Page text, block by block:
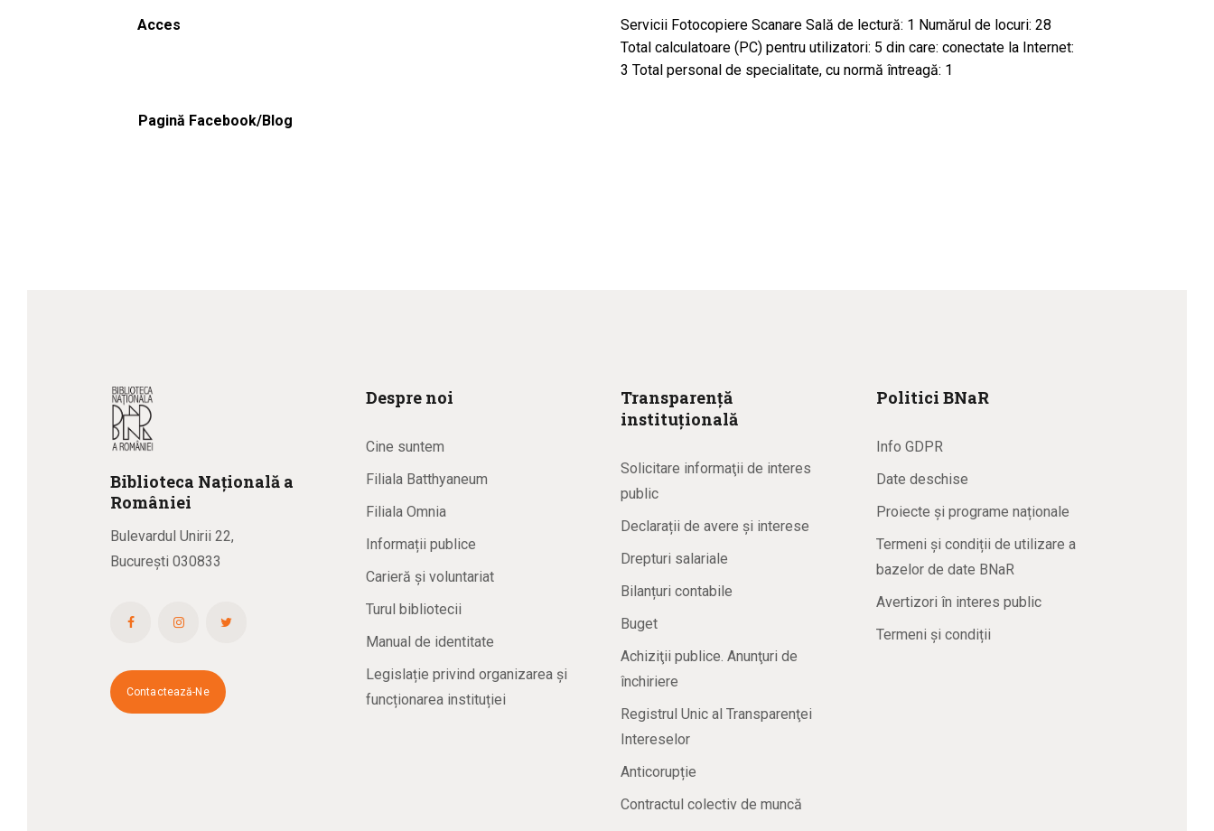
Acces
Servicii Fotocopiere Scanare Sală de lectură: 1 Numărul de locuri: 28
Total calculatoare (PC) pentru utilizatori: 5 din care: conectate la Internet:
3 Total personal de specialitate, cu normă întreagă: 1
Pagină Facebook/Blog
Biblioteca Națională a
României
Bulevardul Unirii 22,
București 030833
Contactează-Ne
Despre noi
Cine suntem
Filiala Batthyaneum
Filiala Omnia
Informații publice
Carieră și voluntariat
Turul bibliotecii
Manual de identitate
Legislație privind organizarea și
funcționarea instituției
Transparență
instituțională
Solicitare informaţii de interes
public
Declarații de avere și interese
Drepturi salariale
Bilanțuri contabile
Buget
Achiziţii publice. Anunţuri de
închiriere
Registrul Unic al Transparenţei
Intereselor
Anticorupție
Contractul colectiv de muncă
Politici BNaR
Info GDPR
Date deschise
Proiecte și programe naționale
Termeni și condiții de utilizare a
bazelor de date BNaR
Avertizori în interes public
Termeni și condiții